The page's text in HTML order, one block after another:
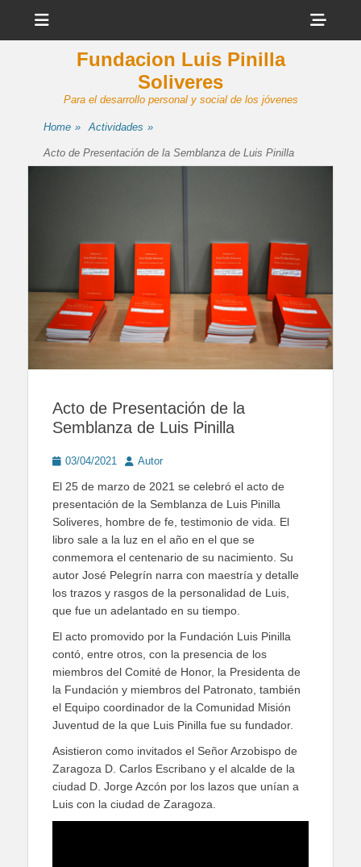
Fundacion Luis Pinilla
Soliveres
Para el desarrollo personal y social de los jóvenes
Home » Actividades »
Acto de Presentación de la Semblanza de Luis Pinilla
Acto de Presentación de la
Semblanza de Luis Pinilla
Posted
03/04/2021 Author
Autor
El 25 de marzo de 2021 se celebró el acto de
presentación de la Semblanza de Luis Pinilla
Soliveres, hombre de fe, testimonio de vida. El
libro sale a la luz en el año en el que se
conmemora el centenario de su nacimiento. Su
autor José Pelegrín narra con maestría y detalle
los trazos y rasgos de la personalidad de Luis,
que fue un adelantado en su tiempo.
El acto promovido por la Fundación Luis Pinilla
contó, entre otros, con la presencia de los
miembros del Comité de Honor, la Presidenta de
la Fundación y miembros del Patronato, también
el Equipo coordinador de la Comunidad Misión
Juventud de la que Luis Pinilla fue su fundador.
Asistieron como invitados el Señor Arzobispo de
Zaragoza D. Carlos Escribano y el alcalde de la
ciudad D. Jorge Azcón por los lazos que unían a
Luis con la ciudad de Zaragoza.